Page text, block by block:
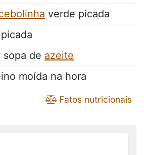
verde picada
de azeite
moída na hora
Fatos nutricionais